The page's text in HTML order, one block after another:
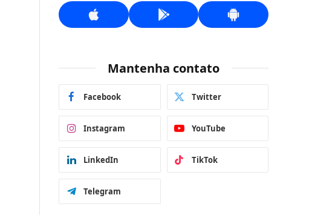
Mantenha contato
Facebook Twitter
Instagram YouTube
LinkedIn TikTok
Telegram